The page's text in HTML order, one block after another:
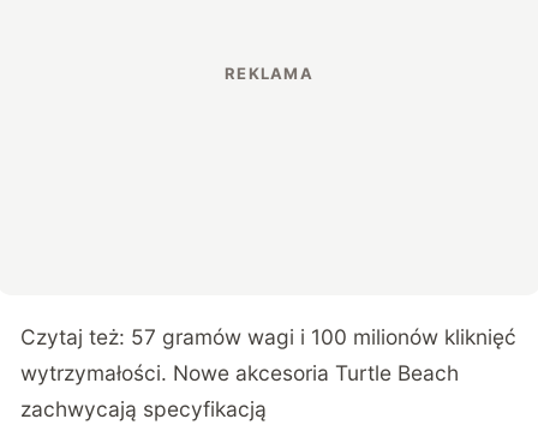
Czytaj też: 57 gramów wagi i 100 milionów kliknięć
wytrzymałości. Nowe akcesoria Turtle Beach
zachwycają specyfikacją